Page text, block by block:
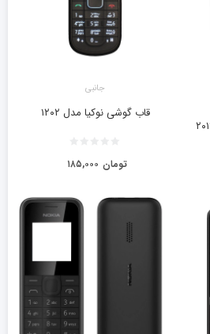
جانبی
قاب گوشی نوکیا مدل ۱۲۰۲
۱۸۵,۰۰۰ تومان